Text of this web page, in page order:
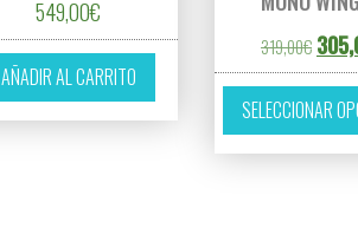
549,00€
AÑADIR AL CARRITO
319,00€ El
SELECCIONAR